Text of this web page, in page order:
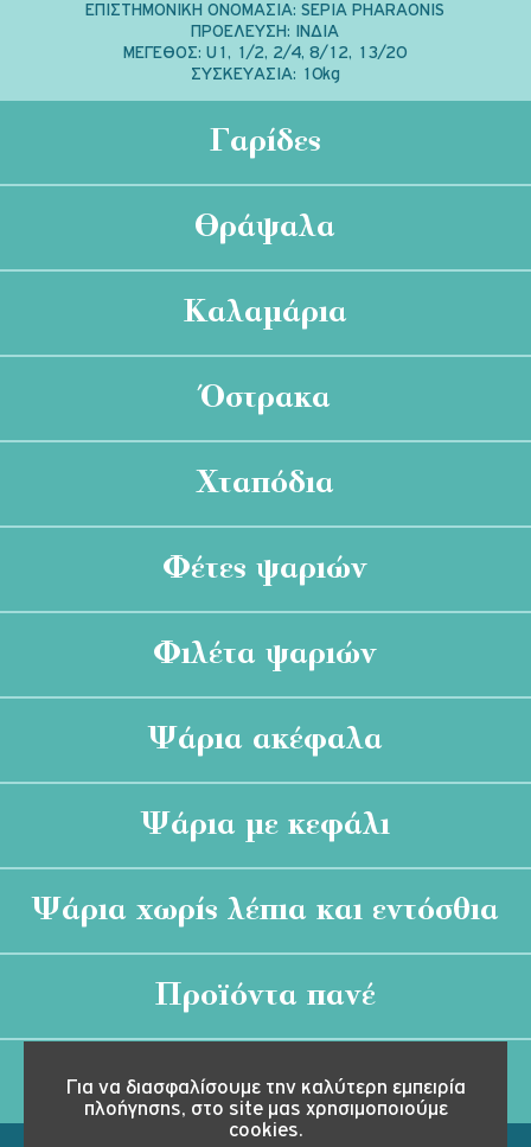
Για να διασφαλίσουμε την καλύτερη εμπειρία
πλοήγησης, στο site μας χρησιμοποιούμε
cookies.
ΕΠΙΣΤΗΜΟΝΙΚΗ ΟΝΟΜΑΣΙΑ:SEPIA PHARAONIS
ΠΡΟΕΛΕΥΣΗ:
ΙΝΔΙΑ
ΜΕΓΕΘΟΣ:U1, 1/2, 2/4, 8/12, 13/20
ΣΥΣΚΕΥΑΣΙΑ: 10kg
Γαρίδες
Θράψαλα
Καλαμάρια
Όστρακα
Χταπόδια
Φέτες ψαριών
Φιλέτα ψαριών
Ψάρια ακέφαλα
Ψάρια με κεφάλι
Ψάρια χωρίς λέπια και εντόσθια
Προϊόντα πανέ
Διάφορα